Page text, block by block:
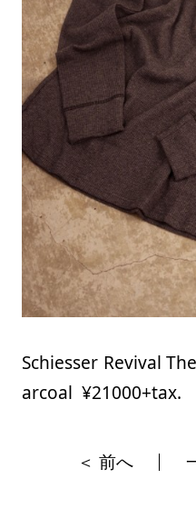
Schiesser Revival
arcoal ¥21000+tax.
＜ 前へ